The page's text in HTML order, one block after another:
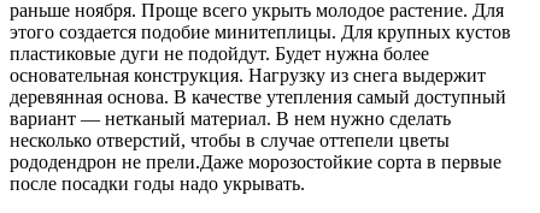
раньше ноября. Проще всего укрыть молодое растение. Для
этого создается подобие минитеплицы. Для крупных кустов
пластиковые дуги не подойдут. Будет нужна более
основательная конструкция. Нагрузку из снега выдержит
деревянная основа. В качестве утепления самый доступный
вариант — нетканый материал. В нем нужно сделать
несколько отверстий, чтобы в случае оттепели цветы
рододендрон не прели.Даже морозостойкие сорта в первые
после посадки годы надо укрывать.